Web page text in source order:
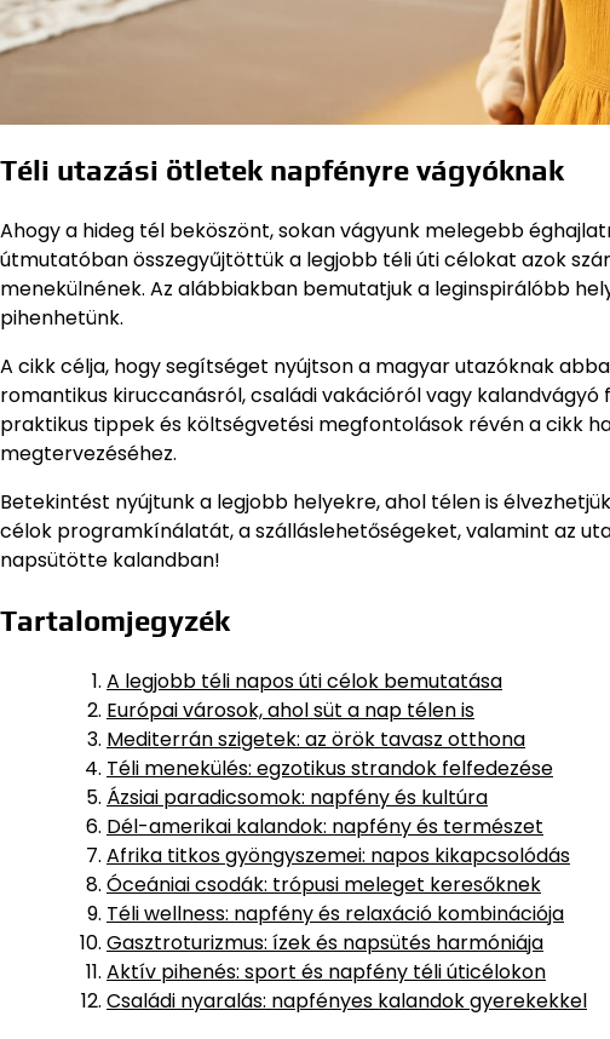
Téli utazási ötletek napfényre vágyóknak
Ahogy a hideg tél beköszönt, sokan vágyunk melegebb
útmutatóban összegyűjtöttük a legjobb téli úti célokat azok
menekülnének. Az alábbiakban bemutatjuk a leginspirálóbb
pihenhetünk.
A cikk célja, hogy segítséget nyújtson a magyar utazóknak
romantikus kiruccanásról, családi vakációról vagy
praktikus tippek és költségvetési megfontolások révén a cikk
megtervezéséhez.
Betekintést nyújtunk a legjobb helyekre, ahol télen is
célok programkínálatát, a szálláslehetőségeket, valamint az
napsütötte kalandban!
Tartalomjegyzék
A legjobb téli napos úti célok bemutatása
Európai városok, ahol süt a nap télen is
Mediterrán szigetek: az örök tavasz otthona
Téli menekülés: egzotikus strandok felfedezése
Ázsiai paradicsomok: napfény és kultúra
Dél-amerikai kalandok: napfény és természet
Afrika titkos gyöngyszemei: napos kikapcsolódás
Óceániai csodák: trópusi meleget keresőknek
Téli wellness: napfény és relaxáció kombinációja
Gasztroturizmus: ízek és napsütés harmóniája
Aktív pihenés: sport és napfény téli úticélokon
Családi nyaralás: napfényes kalandok gyerekekkel